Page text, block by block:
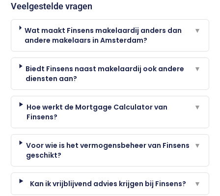
Veelgestelde vragen
Wat maakt Finsens makelaardij anders dan
andere makelaars in Amsterdam?
▼
Biedt Finsens naast makelaardij ook andere
diensten aan?
▼
Hoe werkt de Mortgage Calculator van
Finsens?
▼
Voor wie is het vermogensbeheer van Finsens
geschikt?
▼
Kan ik vrijblijvend advies krijgen bij Finsens? ▼